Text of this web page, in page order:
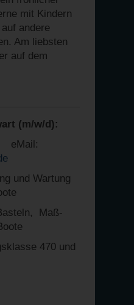
mit Kindern
andere
Am liebsten
auf dem
(m/w/d):
eMail:
und Wartung
Maß-
470 und